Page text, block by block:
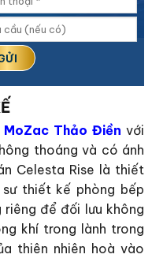
Thảo Điền với
thoáng và có ánh
Celesta Rise là thiết
thiết kế phòng bếp
để đối lưu không
khí trong lành trong
thiên nhiên hoà vào